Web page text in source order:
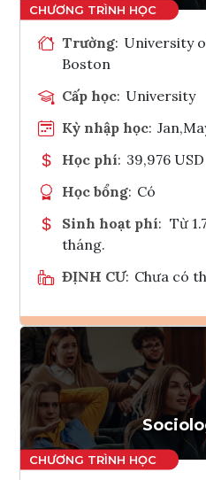
Trường: University
Boston
Cấp học: University
Kỳ nhập học:
Học phí: 39,976 USD
Học bổng: Có
Sinh hoạt phí: Từ
tháng.
ĐỊNH CƯ: Chưa có